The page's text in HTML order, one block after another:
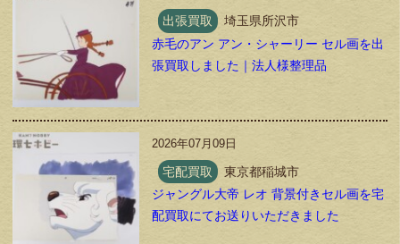
出張買取
埼玉県所沢市
赤毛のアン アン・シャーリー セル画を出
張買取しました｜法人様整理品
2026年07月09日
宅配買取
東京都稲城市
ジャングル大帝 レオ 背景付きセル画を宅
配買取にてお送りいただきました